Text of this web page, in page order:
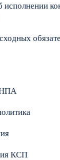
исполнении
КСП